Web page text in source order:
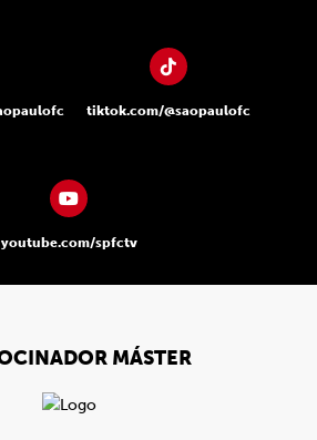
tiktok.com/@saopaulofc
youtube.com/spfctv
MÁSTER